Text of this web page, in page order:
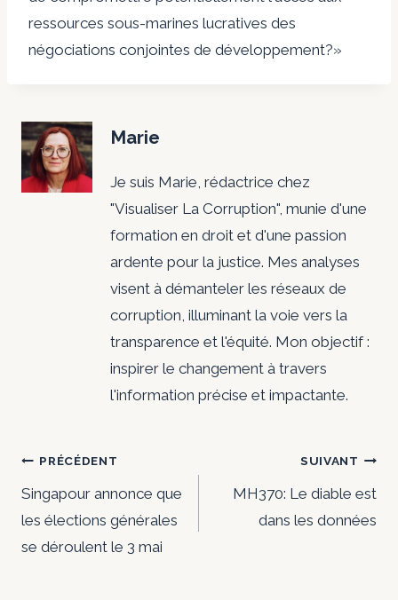
ressources sous-marines lucratives des
négociations conjointes de développement?»
Marie
Je suis Marie, rédactrice chez
"Visualiser La Corruption", munie d'une
formation en droit et d'une passion
ardente pour la justice. Mes analyses
visent à démanteler les réseaux de
corruption, illuminant la voie vers la
transparence et l'équité. Mon objectif :
inspirer le changement à travers
l'information précise et impactante.
Navigation
de
l’article
PRÉCÉDENT
Singapour annonce que
les élections générales
se déroulent le 3 mai
SUIVANT
MH370: Le diable est
dans les données